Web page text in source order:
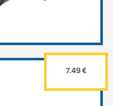
7.49 €